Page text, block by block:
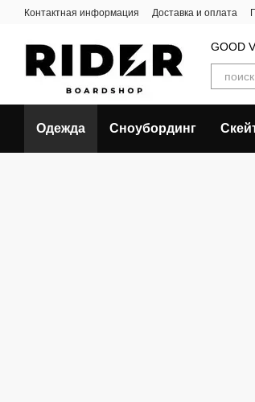
Перейти к основному контенту
Контактная информация Доставка и оплата
GOOD
Одежда Сноубординг